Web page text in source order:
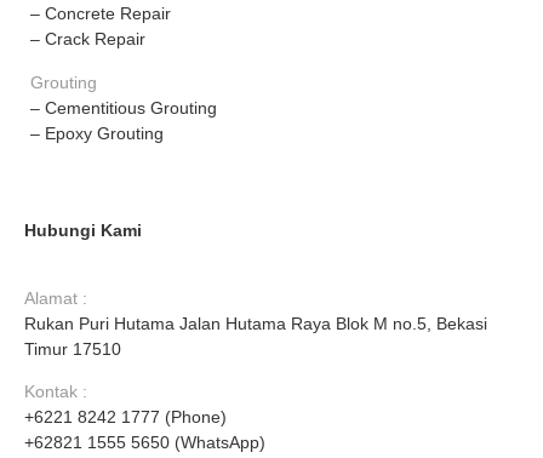
– Concrete Repair
– Crack Repair
Grouting
– Cementitious Grouting
– Epoxy Grouting
Hubungi Kami
Alamat :
Rukan Puri Hutama Jalan Hutama Raya Blok M no.5, Bekasi
Timur 17510
Kontak :
+6221 8242 1777 (Phone)
+62821 1555 5650 (WhatsApp)